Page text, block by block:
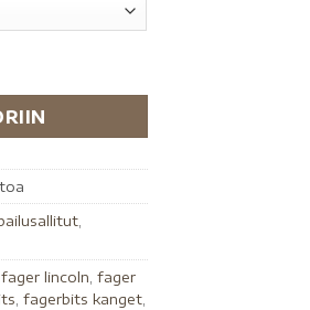
,
fager lincoln,fager
,fagerbits kanget,